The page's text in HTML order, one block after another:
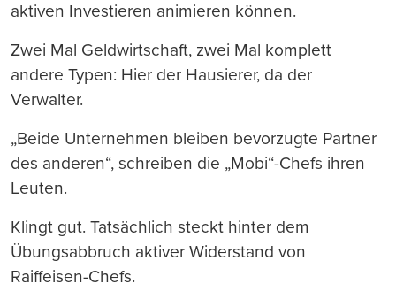
aktiven Investieren animieren können.
Zwei Mal Geldwirtschaft, zwei Mal komplett
andere Typen: Hier der Hausierer, da der
Verwalter.
„Beide Unternehmen bleiben bevorzugte Partner
des anderen“, schreiben die „Mobi“-Chefs ihren
Leuten.
Klingt gut. Tatsächlich steckt hinter dem
Übungsabbruch aktiver Widerstand von
Raiffeisen-Chefs.